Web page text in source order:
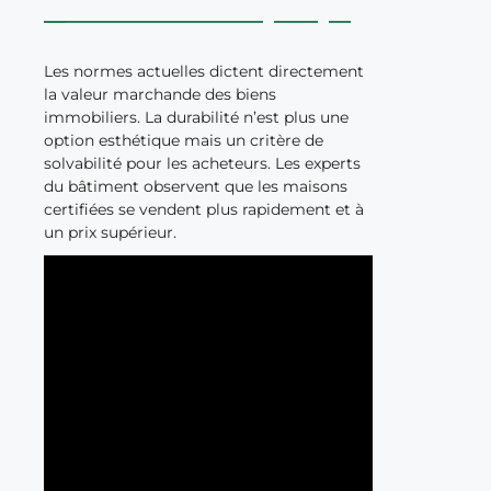
Les normes actuelles dictent directement
la valeur marchande des biens
immobiliers. La durabilité n’est plus une
option esthétique mais un critère de
solvabilité pour les acheteurs. Les experts
du bâtiment observent que les maisons
certifiées se vendent plus rapidement et à
un prix supérieur.